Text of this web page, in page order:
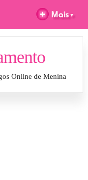
Online de Menina